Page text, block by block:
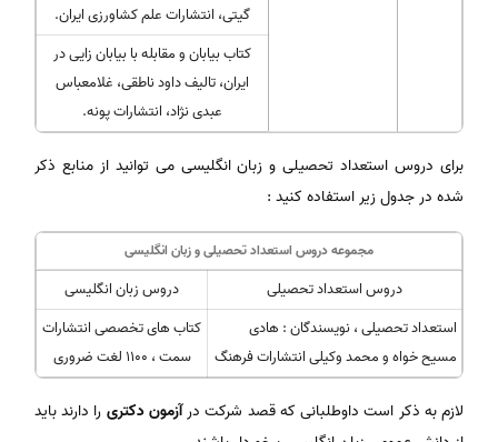
گیتی، انتشارات علم کشاورزی ایران.
کتاب بیابان و مقابله با بیابان زایی در
ایران، تالیف داود ناطقی، غلامعباس
عبدی نژاد، انتشارات پونه.
برای دروس استعداد تحصیلی و زبان انگلیسی می توانید از منابع ذکر
شده در جدول زیر استفاده کنید :
مجموعه دروس استعداد تحصیلی و زبان انگلیسی
دروس استعداد تحصیلی
دروس زبان انگلیسی
استعداد تحصیلی ، نویسندگان : هادی
مسیح خواه و محمد وکیلی انتشارات فرهنگ
کتاب های تخصصی انتشارات
سمت ، 1100 لغت ضروری
لازم به ذکر است داوطلبانی که قصد شرکت درآزمون دکتری را دارند باید